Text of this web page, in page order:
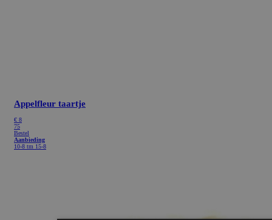
Appelfleur taartje
€ 8
75
Bestel
Aanbieding
10-8 tm 15-8